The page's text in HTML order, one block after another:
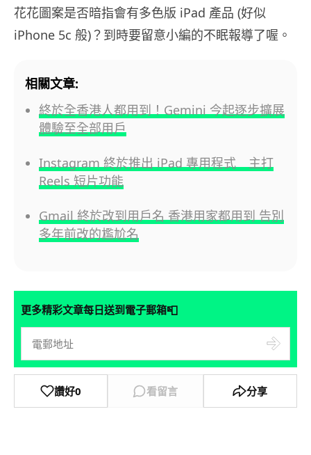
花花圖案是否暗指會有多色版 iPad 產品 (好似
iPhone 5c 般)？到時要留意小編的不眠報導了喔。
相關文章:
終於全香港人都用到！Gemini 今起逐步擴展
體驗至全部用戶
Instagram 終於推出 iPad 專用程式 主打
Reels 短片功能
Gmail 終於改到用戶名 香港用家都用到 告別
多年前改的尷尬名
更多精彩文章每日送到電子郵箱📮
讚好0 看留言 分享